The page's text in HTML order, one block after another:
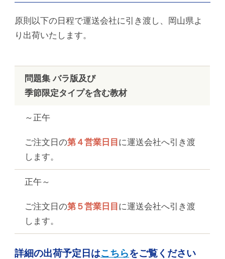
原則以下の日程で運送会社に引き渡し、岡山県よ
り出荷いたします。
問題集 バラ版及び
季節限定タイプを含む教材
～正午
ご注文日の第４営業日目に運送会社へ引き渡
します。
正午～
ご注文日の第５営業日目に運送会社へ引き渡
します。
詳細の出荷予定日はこちらをご覧ください